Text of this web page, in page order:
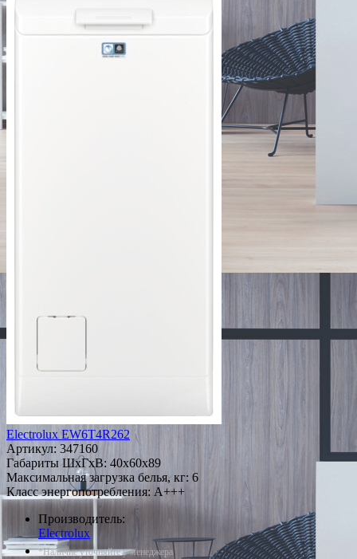
Electrolux EW6T4R262
Артикул: 347160
Габариты ШxГxВ: 40x60x89
Максимальная загрузка белья, кг: 6
Класс энергопотребления: A+++
Производитель:
Electrolux
*Наличие уточняйте у менеджера